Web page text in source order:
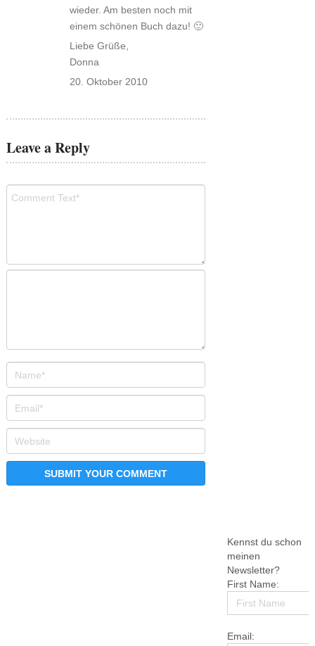
wieder. Am besten noch mit
einem schönen Buch dazu! 🙂
Liebe Grüße,
Donna
20. Oktober 2010
Leave a Reply
Kennst du schon
meinen
Newsletter?
First Name:
Email: